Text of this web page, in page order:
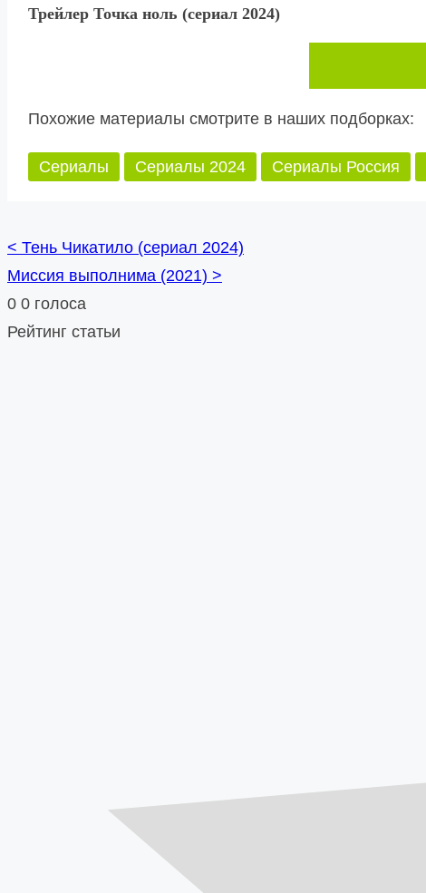
Трейлер Точка ноль (сериал 2024)
Похожие материалы смотрите в наших подборках:
Сериалы Сериалы 2024 Сериалы Россия
Posts
navigation
< Тень Чикатило (сериал 2024)
Миссия выполнима (2021) >
0 0 голоса
Рейтинг статьи